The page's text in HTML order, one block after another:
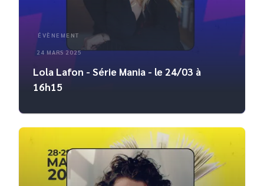
ÉVÈNEMENT
24 MARS 2025
Lola Lafon - Série Mania - le 24/03 à
16h15